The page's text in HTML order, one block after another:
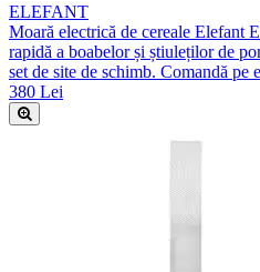
ELEFANT
Moară electrică de cereale Elefant
rapidă a boabelor și știuleților de
set de site de schimb. Comandă pe
380 Lei